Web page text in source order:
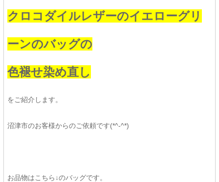
クロコダイルレザーのイエローグリ
ーンのバッグの
色褪せ染め直し
をご紹介します。
沼津市のお客様からのご依頼です(*^-^*)
お品物はこちら↓のバッグです。